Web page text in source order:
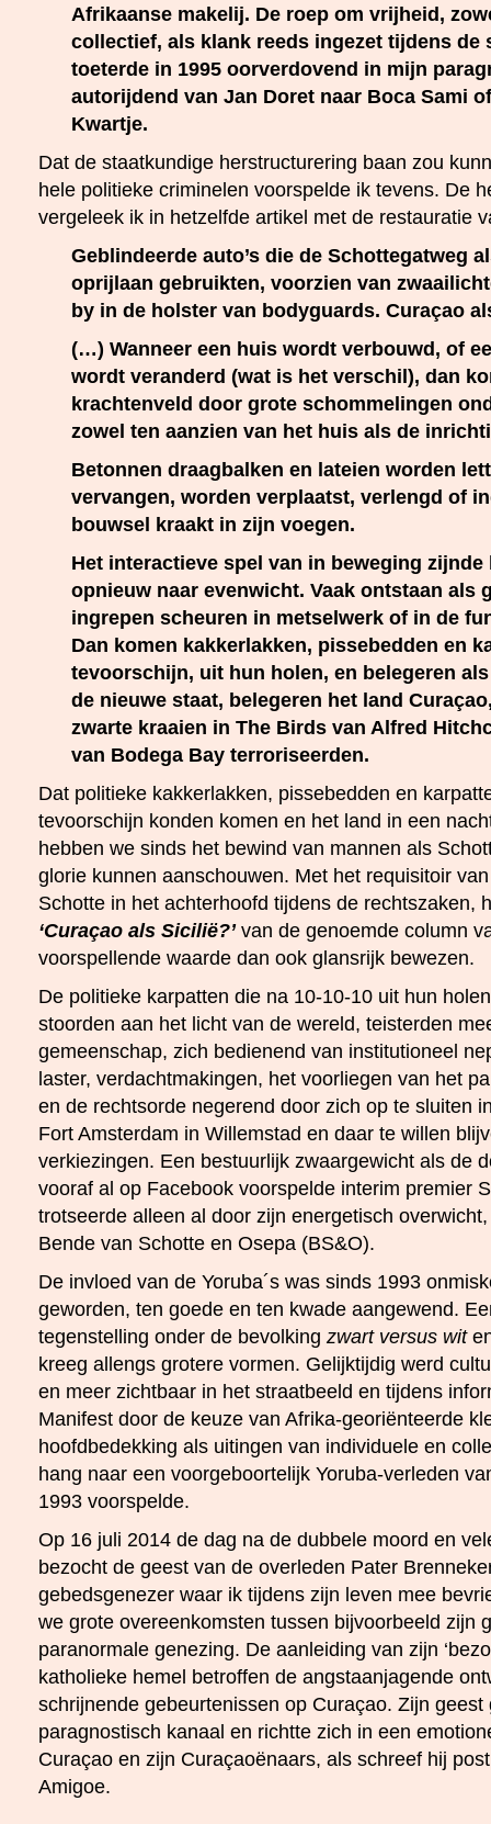
Afrikaanse makelij. De roep om vrijheid,
collectief, als klank reeds ingezet tijdens de
toeterde in 1995 oorverdovend in mijn
autorijdend van Jan Doret naar Boca Sami
Kwartje.
Dat de staatkundige herstructurering baan zou
hele politieke criminelen voorspelde ik tevens. De
vergeleek ik in hetzelfde artikel met de restauratie
Geblindeerde auto’s die de Schottegatweg
oprijlaan gebruikten, voorzien van
by in de holster van bodyguards. Curaçao
(…) Wanneer een huis wordt verbouwd, of
wordt veranderd (wat is het verschil), dan
krachtenveld door grote schommelingen
zowel ten aanzien van het huis als de
Betonnen draagbalken en lateien worden
vervangen, worden verplaatst, verlengd of
bouwsel kraakt in zijn voegen.
Het interactieve spel van in beweging zijnde
opnieuw naar evenwicht. Vaak ontstaan als
ingrepen scheuren in metselwerk of in de
Dan komen kakkerlakken, pissebedden en
tevoorschijn, uit hun holen, en belegeren
de nieuwe staat, belegeren het land
zwarte kraaien in The Birds van Alfred
van Bodega Bay terroriseerden.
Dat politieke kakkerlakken, pissebedden en
tevoorschijn konden komen en het land in een
hebben we sinds het bewind van mannen als
glorie kunnen aanschouwen. Met het requisitoir
Schotte in het achterhoofd tijdens de rechtszaken,
‘Curaçao als Sicilië?’van de genoemde column
voorspellende waarde dan ook glansrijk bewezen.
De politieke karpatten die na 10-10-10 uit hun
stoorden aan het licht van de wereld, teisterden
gemeenschap, zich bedienend van institutioneel
laster, verdachtmakingen, het voorliegen van het
en de rechtsorde negerend door zich op te sluiten
Fort Amsterdam in Willemstad en daar te willen
verkiezingen. Een bestuurlijk zwaargewicht als de
vooraf al op Facebook voorspelde interim premier
trotseerde alleen al door zijn energetisch
Bende van Schotte en Osepa (BS&O).
De invloed van de Yoruba´s was sinds 1993
geworden, ten goede en ten kwade aangewend.
tegenstelling onder de bevolking zwart versus wit
kreeg allengs grotere vormen. Gelijktijdig werd
en meer zichtbaar in het straatbeeld en tijdens
Manifest door de keuze van Afrika-georiënteerde
hoofdbedekking als uitingen van individuele en
hang naar een voorgeboortelijk Yoruba-verleden
1993 voorspelde.
Op 16 juli 2014 de dag na de dubbele moord en
bezocht de geest van de overleden Pater
gebedsgenezer waar ik tijdens zijn leven mee
we grote overeenkomsten tussen bijvoorbeeld zijn
paranormale genezing. De aanleiding van zijn
katholieke hemel betroffen de angstaanjagende
schrijnende gebeurtenissen op Curaçao. Zijn geest
paragnostisch kanaal en richtte zich in een
Curaçao en zijn Curaçaoënaars, als schreef hij
Amigoe.